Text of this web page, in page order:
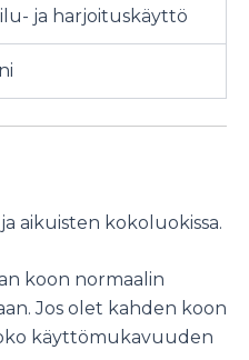
ja harjoituskäyttö
aikuisten kokoluokissa.
koon normaalin
Jos olet kahden koon
käyttömukavuuden